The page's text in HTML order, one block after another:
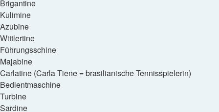
Brigantine
Kulimine
Azubine
Wittlertine
Führungsschine
Majabine
Carlatine (Carla Tiene = brasilianische Tennisspielerin)
Bedientmaschine
Turbine
Sardine